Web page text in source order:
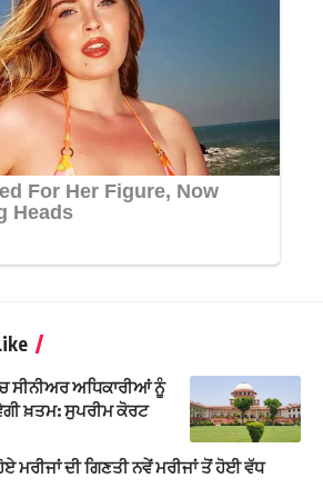
ਸੀਨੀਅਰ ਅਧਿਕਾਰੀਆਂ ਨੂੰ
ਖ਼ਤਮ: ਸੁਪਰੀਮ ਕੋਰਟ
ਮਰੀਜਾਂ ਦੀ ਗਿਣਤੀ ਨਵੇਂ ਮਰੀਜਾਂ ਤੋਂ ਹੋਈ ਵੱਧ